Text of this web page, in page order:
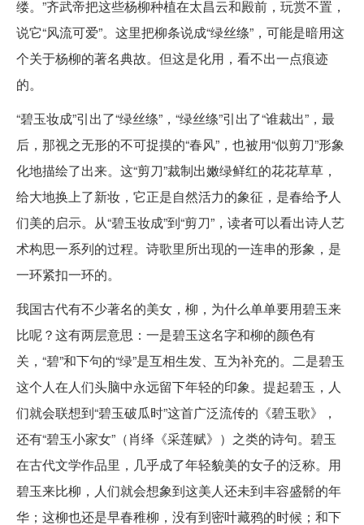
缕。”齐武帝把这些杨柳种植在太昌云和殿前，玩赏不置，
说它“风流可爱”。这里把柳条说成“绿丝绦”，可能是暗用这
个关于杨柳的著名典故。但这是化用，看不出一点痕迹
的。
“碧玉妆成”引出了“绿丝绦”，“绿丝绦”引出了“谁裁出”，最
后，那视之无形的不可捉摸的“春风”，也被用“似剪刀”形象
化地描绘了出来。这“剪刀”裁制出嫩绿鲜红的花花草草，
给大地换上了新妆，它正是自然活力的象征，是春给予人
们美的启示。从“碧玉妆成”到“剪刀”，读者可以看出诗人艺
术构思一系列的过程。诗歌里所出现的一连串的形象，是
一环紧扣一环的。
我国古代有不少著名的美女，柳，为什么单单要用碧玉来
比呢？这有两层意思：一是碧玉这名字和柳的颜色有
关，“碧”和下句的“绿”是互相生发、互为补充的。二是碧玉
这个人在人们头脑中永远留下年轻的印象。提起碧玉，人
们就会联想到“碧玉破瓜时”这首广泛流传的《碧玉歌》，
还有“碧玉小家女”（肖绎《采莲赋》）之类的诗句。碧玉
在古代文学作品里，几乎成了年轻貌美的女子的泛称。用
碧玉来比柳，人们就会想象到这美人还未到丰容盛鬋的年
华；这柳也还是早春稚柳，没有到密叶藏鸦的时候；和下